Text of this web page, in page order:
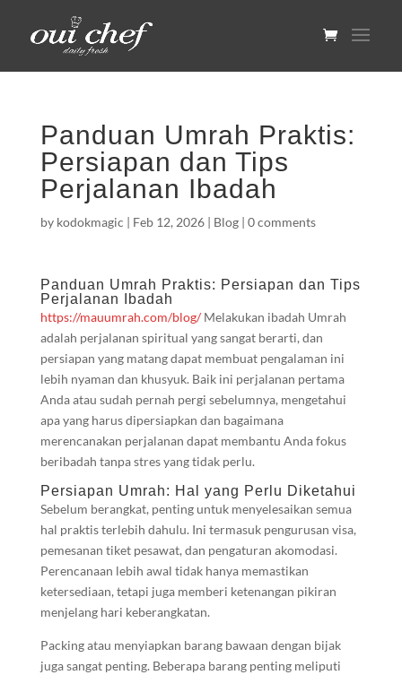
Panduan Umrah Praktis:
Persiapan dan Tips
Perjalanan Ibadah
by kodokmagic | Feb 12, 2026| Blog| 0 comments
Panduan Umrah Praktis: Persiapan dan Tips
Perjalanan Ibadah
https://mauumrah.com/blog/Melakukan ibadah Umrah
adalah perjalanan spiritual yang sangat berarti, dan
persiapan yang matang dapat membuat pengalaman ini
lebih nyaman dan khusyuk. Baik ini perjalanan pertama
Anda atau sudah pernah pergi sebelumnya, mengetahui
apa yang harus dipersiapkan dan bagaimana
merencanakan perjalanan dapat membantu Anda fokus
beribadah tanpa stres yang tidak perlu.
Persiapan Umrah: Hal yang Perlu Diketahui
Sebelum berangkat, penting untuk menyelesaikan semua
hal praktis terlebih dahulu. Ini termasuk pengurusan visa,
pemesanan tiket pesawat, dan pengaturan akomodasi.
Perencanaan lebih awal tidak hanya memastikan
ketersediaan, tetapi juga memberi ketenangan pikiran
menjelang hari keberangkatan.
Packing atau menyiapkan barang bawaan dengan bijak
juga sangat penting. Beberapa barang penting meliputi